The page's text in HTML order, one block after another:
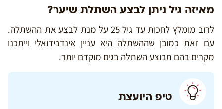
מאיזה גיל ניתן לבצע השתלת שיער?
לרוב מומלץ לחכות עד גיל 25 על מנת לבצע את ההשתלה.
עם זאת כמובן שההשתלה היא עניין אינדבידואלי וייתכנו
מקרים בהם תבוצע השתלה בגים מוקדם יותר.
טיפ היועצת